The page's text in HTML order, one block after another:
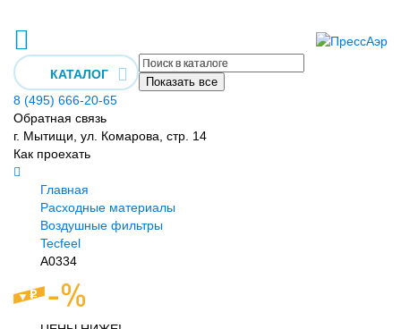
КАТАЛОГ
Показать все
8 (495) 666-20-65
Обратная связь
г. Мытищи, ул. Комарова, стр. 14
Как проехать
Главная
Расходные материалы
Воздушные фильтры
Tecfeel
A0334